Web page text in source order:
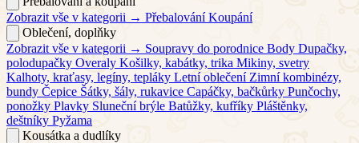
Zobrazit vše v kategorii → Přebalování Koupání
Oblečení, doplňky
Zobrazit vše v kategorii → Soupravy do porodnice Body Dupačky,
polodupačky Overaly Košilky, kabátky, trika Mikiny, svetry
Kalhoty, kraťasy, legíny, tepláky Letní oblečení Zimní kombinézy,
bundy Čepice Šátky, šály, rukavice Capáčky, bačkůrky Punčochy,
ponožky Plavky Sluneční brýle Batůžky, kufříky Pláštěnky,
deštníky Pyžama
Kousátka a dudlíky